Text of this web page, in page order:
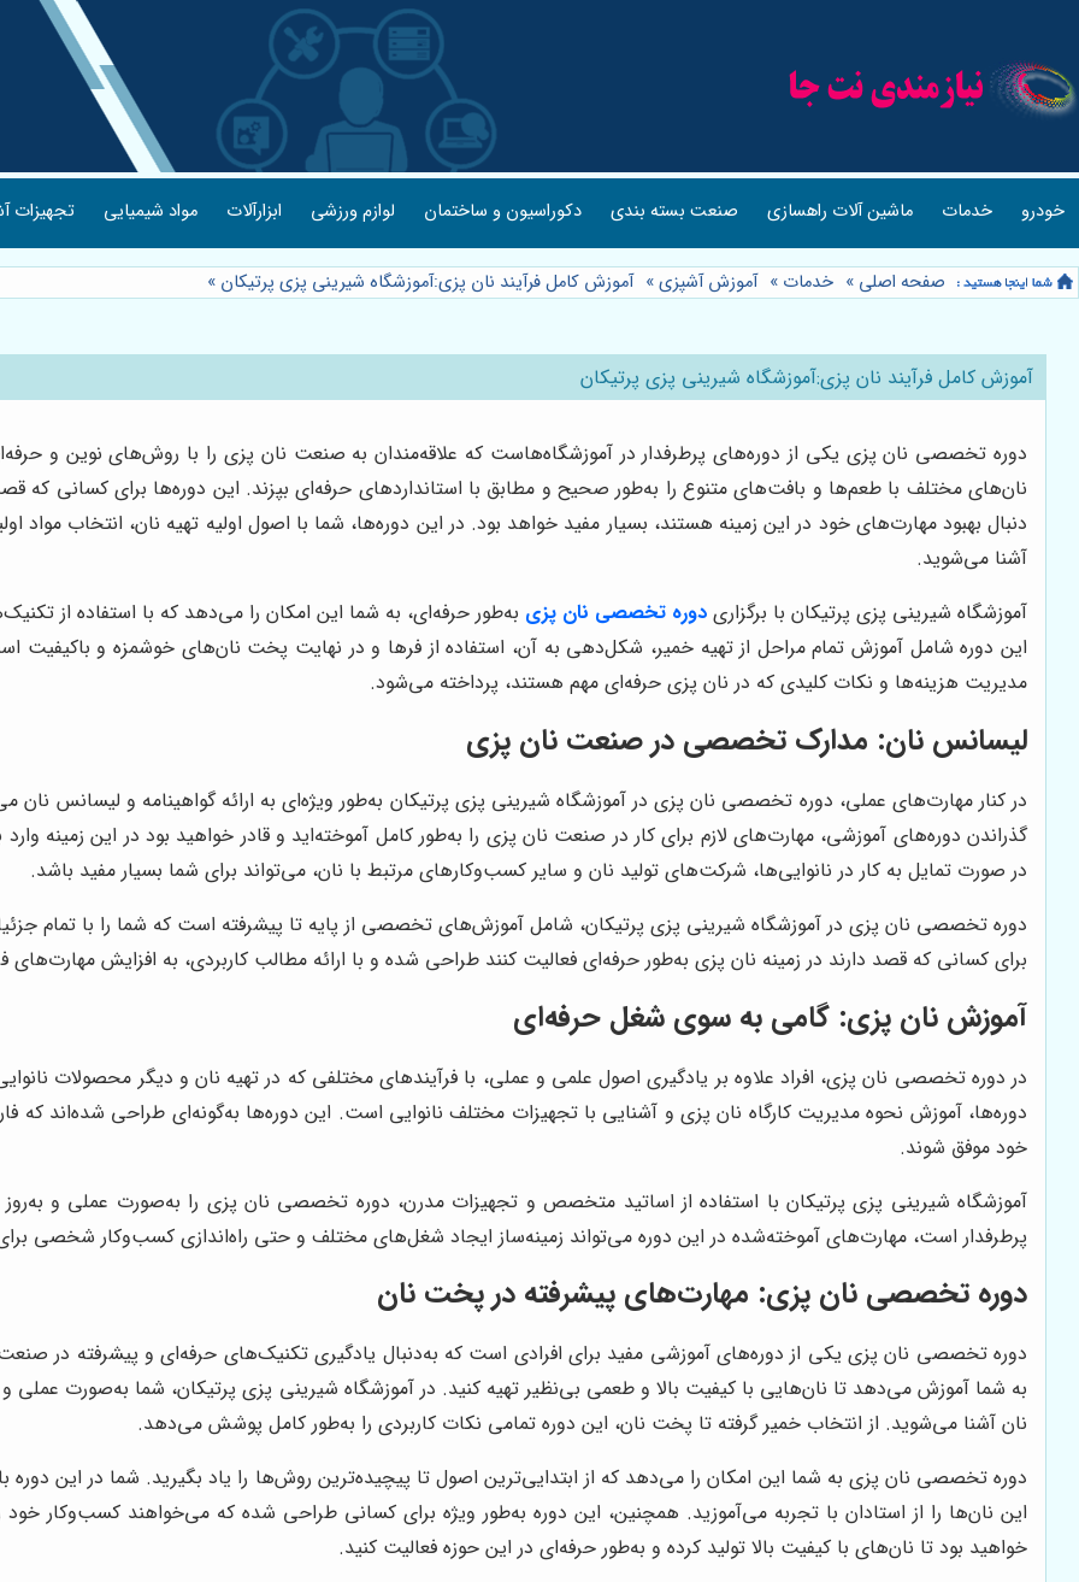
خودرو خدمات ماشین آلات راهسازی صنعت بسته بندی دکوراسیون و ساختمان لوازم ورزشی ابزارآلات مواد شیمیایی تجهیزات
صفحه اصلی » خدمات » آموزش آشپزی» آموزش کامل فرآیند نان پزی:آموزشگاه شیرینی پزی پرتیکان »
آموزش کامل فرآیند نان پزی:آموزشگاه شیرینی پزی پرتیکان
دوره تخصصی نان پزی یکی از دوره‌های پرطرفدار در آموزشگاه‌هاست که علاقه‌مندان به صنعت نان پزی را با روش‌های نوین و
نان‌های مختلف با طعم‌ها و بافت‌های متنوع را به‌طور صحیح و مطابق با استانداردهای حرفه‌ای بپزند. این دوره‌ها برای کسانی که
دنبال بهبود مهارت‌های خود در این زمینه هستند، بسیار مفید خواهد بود. در این دوره‌ها، شما با اصول اولیه تهیه نان، انتخاب
آشنا می‌شوید.
آموزشگاه شیرینی پزی پرتیکان با برگزاری دوره تخصصی نان پزی به‌طور حرفه‌ای، به شما این امکان را می‌دهد که با استفاده از
این دوره شامل آموزش تمام مراحل از تهیه خمیر، شکل‌دهی به آن، استفاده از فرها و در نهایت پخت نان‌های خوشمزه و باکیفیت
مدیریت هزینه‌ها و نکات کلیدی که در نان پزی حرفه‌ای مهم هستند، پرداخته می‌شود.
لیسانس نان: مدارک تخصصی در صنعت نان پزی
در کنار مهارت‌های عملی، دوره تخصصی نان پزی در آموزشگاه شیرینی پزی پرتیکان به‌طور ویژه‌ای به ارائه گواهینامه و لیسانس نان
گذراندن دوره‌های آموزشی، مهارت‌های لازم برای کار در صنعت نان پزی را به‌طور کامل آموخته‌اید و قادر خواهید بود در این زمینه
در صورت تمایل به کار در نانوایی‌ها، شرکت‌های تولید نان و سایر کسب‌وکارهای مرتبط با نان، می‌تواند برای شما بسیار مفید باشد.
دوره تخصصی نان پزی در آموزشگاه شیرینی پزی پرتیکان، شامل آموزش‌های تخصصی از پایه تا پیشرفته است که شما را با تمام
برای کسانی که قصد دارند در زمینه نان پزی به‌طور حرفه‌ای فعالیت کنند طراحی شده و با ارائه مطالب کاربردی، به افزایش مهارت‌های
آموزش نان پزی: گامی به سوی شغل حرفه‌ای
در دوره تخصصی نان پزی، افراد علاوه بر یادگیری اصول علمی و عملی، با فرآیندهای مختلفی که در تهیه نان و دیگر محصولات
دوره‌ها، آموزش نحوه مدیریت کارگاه نان پزی و آشنایی با تجهیزات مختلف نانوایی است. این دوره‌ها به‌گونه‌ای طراحی شده‌اند که
خود موفق شوند.
آموزشگاه شیرینی پزی پرتیکان با استفاده از اساتید متخصص و تجهیزات مدرن، دوره تخصصی نان پزی را به‌صورت عملی و
پرطرفدار است، مهارت‌های آموخته‌شده در این دوره می‌تواند زمینه‌ساز ایجاد شغل‌های مختلف و حتی راه‌اندازی کسب‌وکار شخصی
دوره تخصصی نان پزی: مهارت‌های پیشرفته در پخت نان
دوره تخصصی نان پزی یکی از دوره‌های آموزشی مفید برای افرادی است که به‌دنبال یادگیری تکنیک‌های حرفه‌ای و پیشرفته در صنعت
به شما آموزش می‌دهد تا نان‌هایی با کیفیت بالا و طعمی بی‌نظیر تهیه کنید. در آموزشگاه شیرینی پزی پرتیکان، شما به‌صورت عملی و
نان آشنا می‌شوید. از انتخاب خمیر گرفته تا پخت نان، این دوره تمامی نکات کاربردی را به‌طور کامل پوشش می‌دهد.
دوره تخصصی نان پزی به شما این امکان را می‌دهد که از ابتدایی‌ترین اصول تا پیچیده‌ترین روش‌ها را یاد بگیرید. شما در این
این نان‌ها را از استادان با تجربه می‌آموزید. همچنین، این دوره به‌طور ویژه برای کسانی طراحی شده که می‌خواهند کسب‌وکار خود را
خواهید بود تا نان‌های با کیفیت بالا تولید کرده و به‌طور حرفه‌ای در این حوزه فعالیت کنید.